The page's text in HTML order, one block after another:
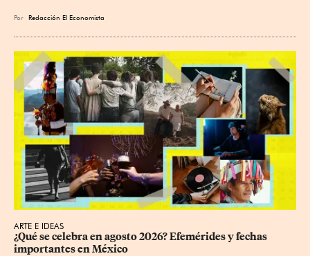
Por Redacción El Economista
ARTE E IDEAS
¿Qué se celebra en agosto 2026? Efemérides y fechas
importantes en México